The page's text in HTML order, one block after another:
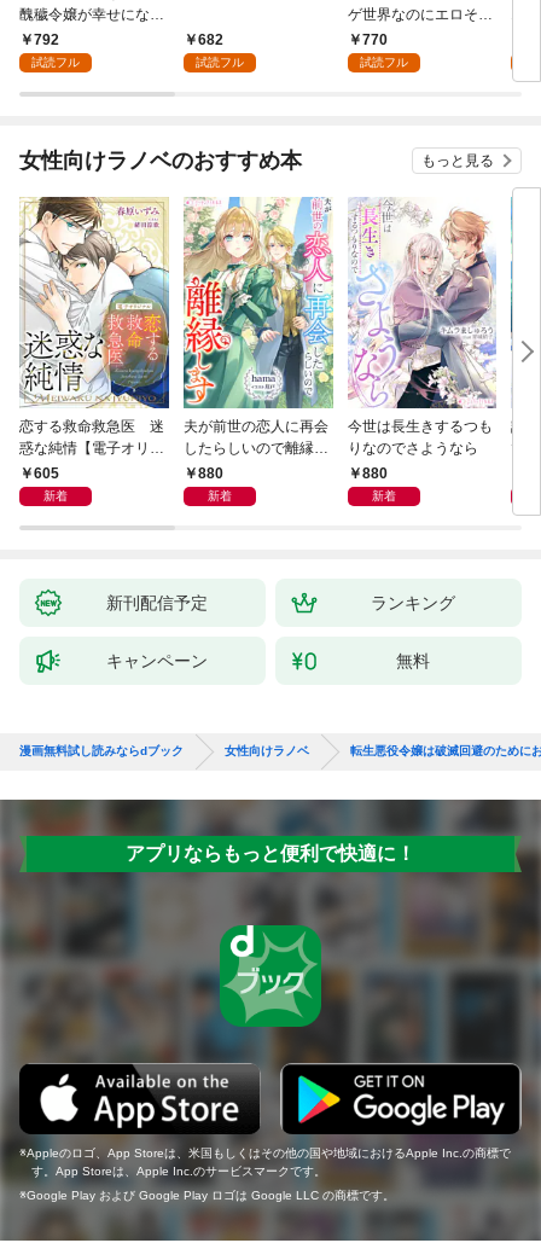
醜穢令嬢が幸せになる
まで 1
792
試読フル
682
試読フル
ゲ世界なのにエロそっ
ちのけでひたすら最強
を目指すモブ転生者～
770
試読フル
女性向けラノベのおすすめ本 もっと見る
恋する救命救急医 迷
惑な純情【電子オリジ
ナル】
605
新着
夫が前世の恋人に再会
したらしいので離縁し
ます880
新着
今世は長生きするつも
りなのでさようなら
880
新着
話
で
新刊配信予定 ランキング
キャンペーン 無料
漫画無料試し読みならdブック 女性向けラノベ 転生悪役令嬢は破滅回避のために
アプリならもっと便利で快適に！
Appleのロゴ、App Storeは、米国もしくはその他の国や地域におけるApple Inc.の商標で
す。App Storeは、Apple Inc.のサービスマークです。
Google Play および Google Play ロゴは Google LLC の商標です。